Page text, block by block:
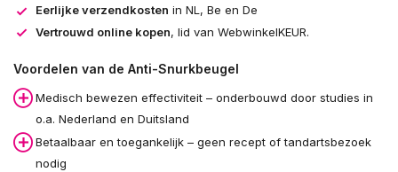
Eerlijke verzendkosten in NL, Be en De
Vertrouwd online kopen, lid van WebwinkelKEUR.
Voordelen van de Anti-Snurkbeugel
Medisch bewezen effectiviteit – onderbouwd door studies in
o.a. Nederland en Duitsland
Betaalbaar en toegankelijk – geen recept of tandartsbezoek
nodig